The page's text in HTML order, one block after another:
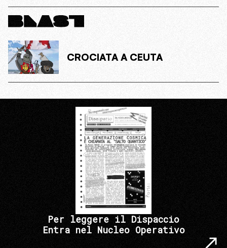
CROCIATA A CEUTA
Per leggere il Dispaccio
Entra nel Nucleo Operativo